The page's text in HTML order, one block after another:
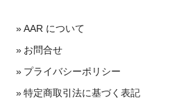
AAR について
お問合せ
プライバシーポリシー
特定商取引法に基づく表記